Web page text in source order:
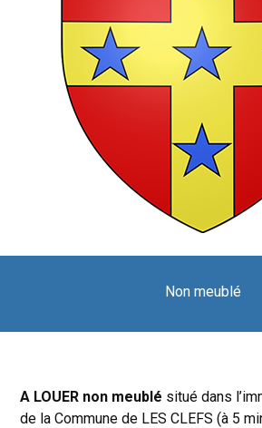
Non meublé
A LOUER non meublé situé dans
de la Commune de LES CLEFS (à 5